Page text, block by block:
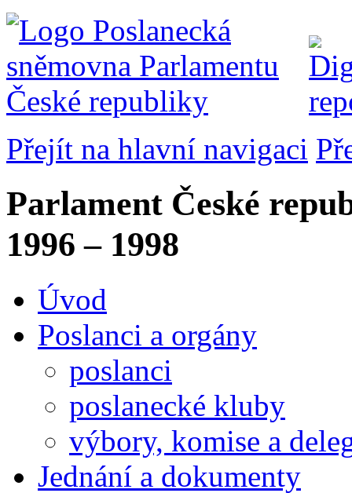
Přejít na hlavní navigaci
Parlament České
1996 – 1998
Úvod
Poslanci a orgány
poslanci
poslanecké kluby
výbory, komise a
Jednání a dokumenty